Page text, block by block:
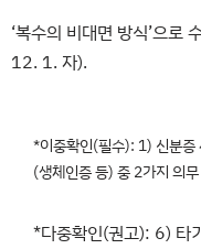
‘복수의 비대면 방식’으
12. 1. 자).
*이중확인(필수): 1) 신분증
(생체인증 등) 중 2가지 의
*다중확인(권고): 6) 타